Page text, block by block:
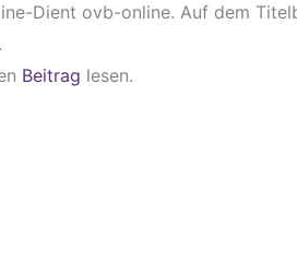
Dient ovb-online. Auf dem
Beitrag lesen.